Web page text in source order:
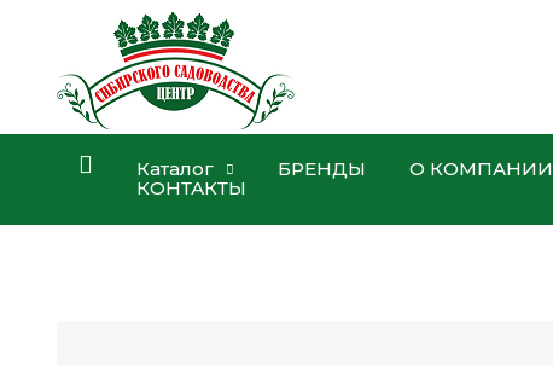
Каталог БРЕНДЫ О КОМПАНИИ
КОНТАКТЫ